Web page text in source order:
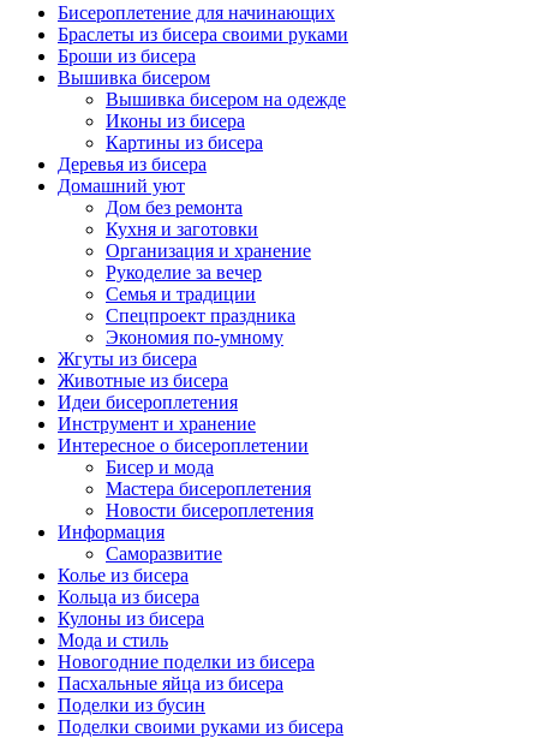
Бисероплетение для начинающих
Браслеты из бисера своими руками
Броши из бисера
Вышивка бисером
Вышивка бисером на одежде
Иконы из бисера
Картины из бисера
Деревья из бисера
Домашний уют
Дом без ремонта
Кухня и заготовки
Организация и хранение
Рукоделие за вечер
Семья и традиции
Спецпроект праздника
Экономия по-умному
Жгуты из бисера
Животные из бисера
Идеи бисероплетения
Инструмент и хранение
Интересное о бисероплетении
Бисер и мода
Мастера бисероплетения
Новости бисероплетения
Информация
Саморазвитие
Колье из бисера
Кольца из бисера
Кулоны из бисера
Мода и стиль
Новогодние поделки из бисера
Пасхальные яйца из бисера
Поделки из бусин
Поделки своими руками из бисера